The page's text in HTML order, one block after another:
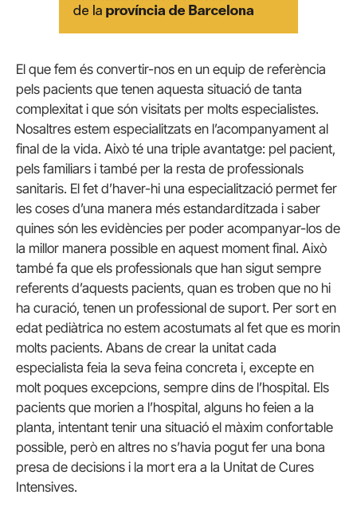
El que fem és convertir-nos en un equip de referència
pels pacients que tenen aquesta situació de tanta
complexitat i que són visitats per molts especialistes.
Nosaltres estem especialitzats en l’acompanyament al
final de la vida. Això té una triple avantatge: pel pacient,
pels familiars i també per la resta de professionals
sanitaris. El fet d’haver-hi una especialització permet fer
les coses d’una manera més estandarditzada i saber
quines són les evidències per poder acompanyar-los de
la millor manera possible en aquest moment final. Això
també fa que els professionals que han sigut sempre
referents d’aquests pacients, quan es troben que no hi
ha curació, tenen un professional de suport. Per sort en
edat pediàtrica no estem acostumats al fet que es morin
molts pacients. Abans de crear la unitat cada
especialista feia la seva feina concreta i, excepte en
molt poques excepcions, sempre dins de l’hospital. Els
pacients que morien a l’hospital, alguns ho feien a la
planta, intentant tenir una situació el màxim confortable
possible, però en altres no s’havia pogut fer una bona
presa de decisions i la mort era a la Unitat de Cures
Intensives.